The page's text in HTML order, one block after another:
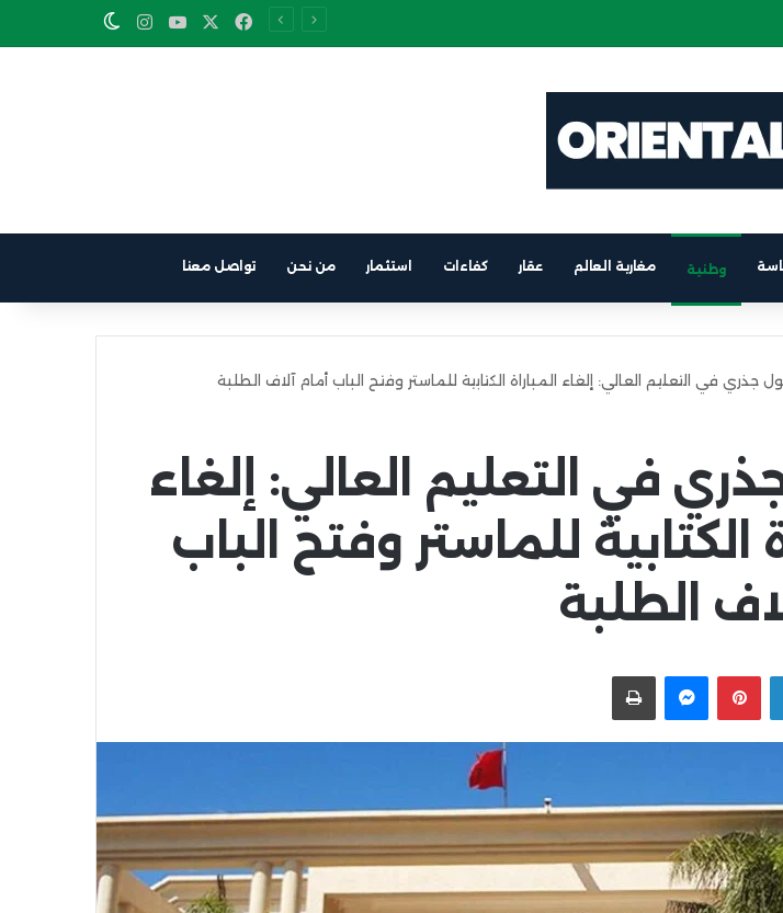
بين برشلونة والناظور Facebook
YouTube
Instagram
Switch skin
وطنية مغاربة العالم عقار كفاءات استثمار من نحن تواصل معنا
جذري في التعليم العالي: إلغاء المباراة الكتابية للماستر وفتح الباب أمام آلاف الطلبة
في التعليم العالي: إلغاء
الكتابية للماستر وفتح الباب
الطلبة
LinkedIn
Pinterest
Messengerاطبعها